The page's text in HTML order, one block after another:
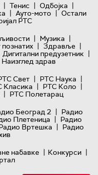
| Тенис | Одбојка |
| Ауто-мото | Остали
РТС
| Музика |
| Здравље |
Дигитални предузетник |
Наизглед здрав
Свет | РТС Наука |
Класика | РТС Коло |
| РТС Полетарац
Београд 2 | Радио
Плетеница | Радио
Вртешка | Радио
набавке | Конкурси |